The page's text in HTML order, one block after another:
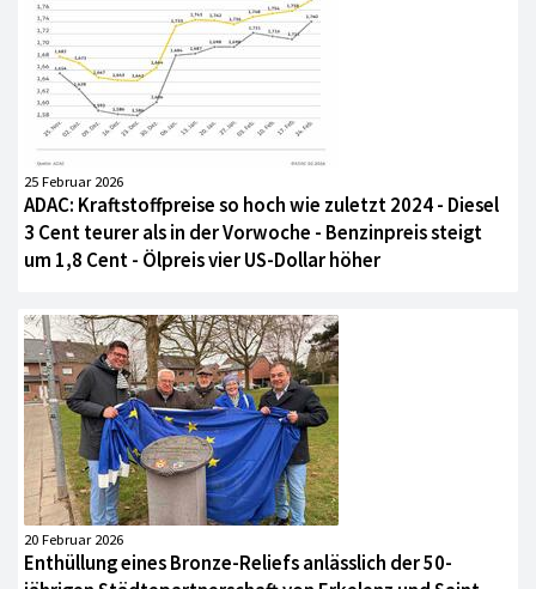
25 Februar 2026
ADAC: Kraftstoffpreise so hoch wie zuletzt 2024 - Diesel
3 Cent teurer als in der Vorwoche - Benzinpreis steigt
um 1,8 Cent - Ölpreis vier US-Dollar höher
20 Februar 2026
Enthüllung eines Bronze-Reliefs anlässlich der 50-